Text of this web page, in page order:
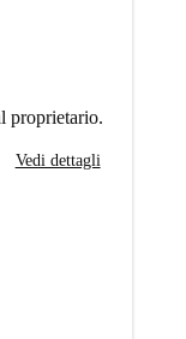
proprietario.
Vedi dettagli